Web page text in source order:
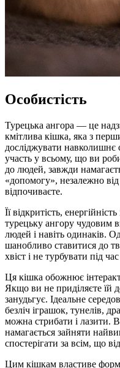
Особистість
Турецька ангора — це
кмітлива кішка, яка з
досліджувати
участь у всьому, що ви
до людей, завжди
«допомогу», незалежно
відпочиваєте.
Її відкритість,
турецьку ангору чудовим
людей і навіть одинаків.
шанобливо ставитися до
хвіст і не турбувати під
Ця кішка обожнює
Якщо ви не приділяєте їй
занудьгує. Ідеальне
безліч іграшок, тунелів,
можна стрибати і лазити.
намагається зайняти
спостерігати за всім, що
Цим кішкам властиве